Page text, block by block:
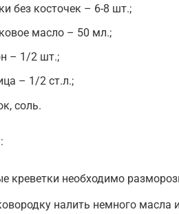
без косточек – 6-8 шт.;
масло – 50 мл.;
– 1/2 шт.;
– 1/2 ст.л.;
соль.
креветки необходимо
налить немного